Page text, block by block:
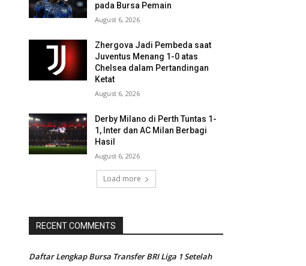
pada Bursa Pemain
August 6, 2026
Zhergova Jadi Pembeda saat
Juventus Menang 1-0 atas
Chelsea dalam Pertandingan
Ketat
August 6, 2026
Derby Milano di Perth Tuntas 1-
1, Inter dan AC Milan Berbagi
Hasil
August 6, 2026
Load more
RECENT COMMENTS
Daftar Lengkap Bursa Transfer BRI Liga 1 Setelah